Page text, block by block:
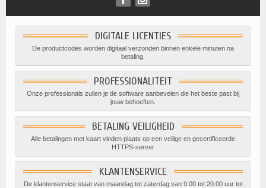
DIGITALE LICENTIES
De productcodes worden digitaal verzonden binnen enkele minuten na
betaling.
PROFESSIONALITEIT
Onze professionals zullen je de software aanbevelen die het beste past bij
jouw behoeften.
BETALING VEILIGHEID
Alle betalingen met kaart vinden plaats op een veilige en gecertificeerde
HTTPS-server
KLANTENSERVICE
De klantenservice staat van maandag tot zaterdag van 9.00 tot 20.00 uur tot